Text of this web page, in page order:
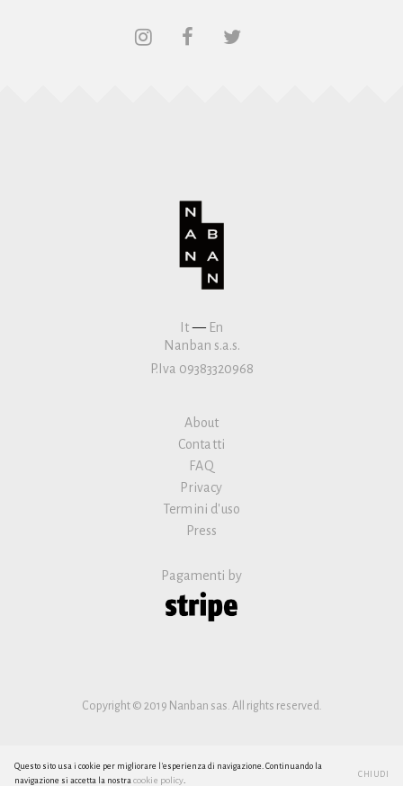
Questo sito usa i cookie per migliorare l'esperienza di navigazione. Continuando la
navigazione si accetta la nostra cookie policy.
CHIUDI
It— En
Nanban s.a.s.
P.Iva 09383320968
About
Contatti
FAQ
Privacy
Termini d'uso
Press
Pagamenti by
Copyright © 2019 Nanban sas. All rights reserved.